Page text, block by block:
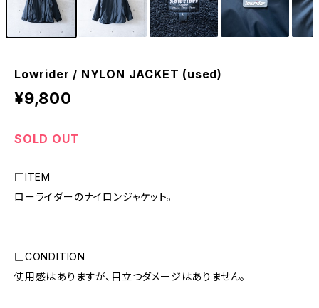
Lowrider / NYLON JACKET (used)
¥9,800
SOLD OUT
□ITEM
ローライダーのナイロンジャケット。
□CONDITION
使用感はありますが、目立つダメージはありません。